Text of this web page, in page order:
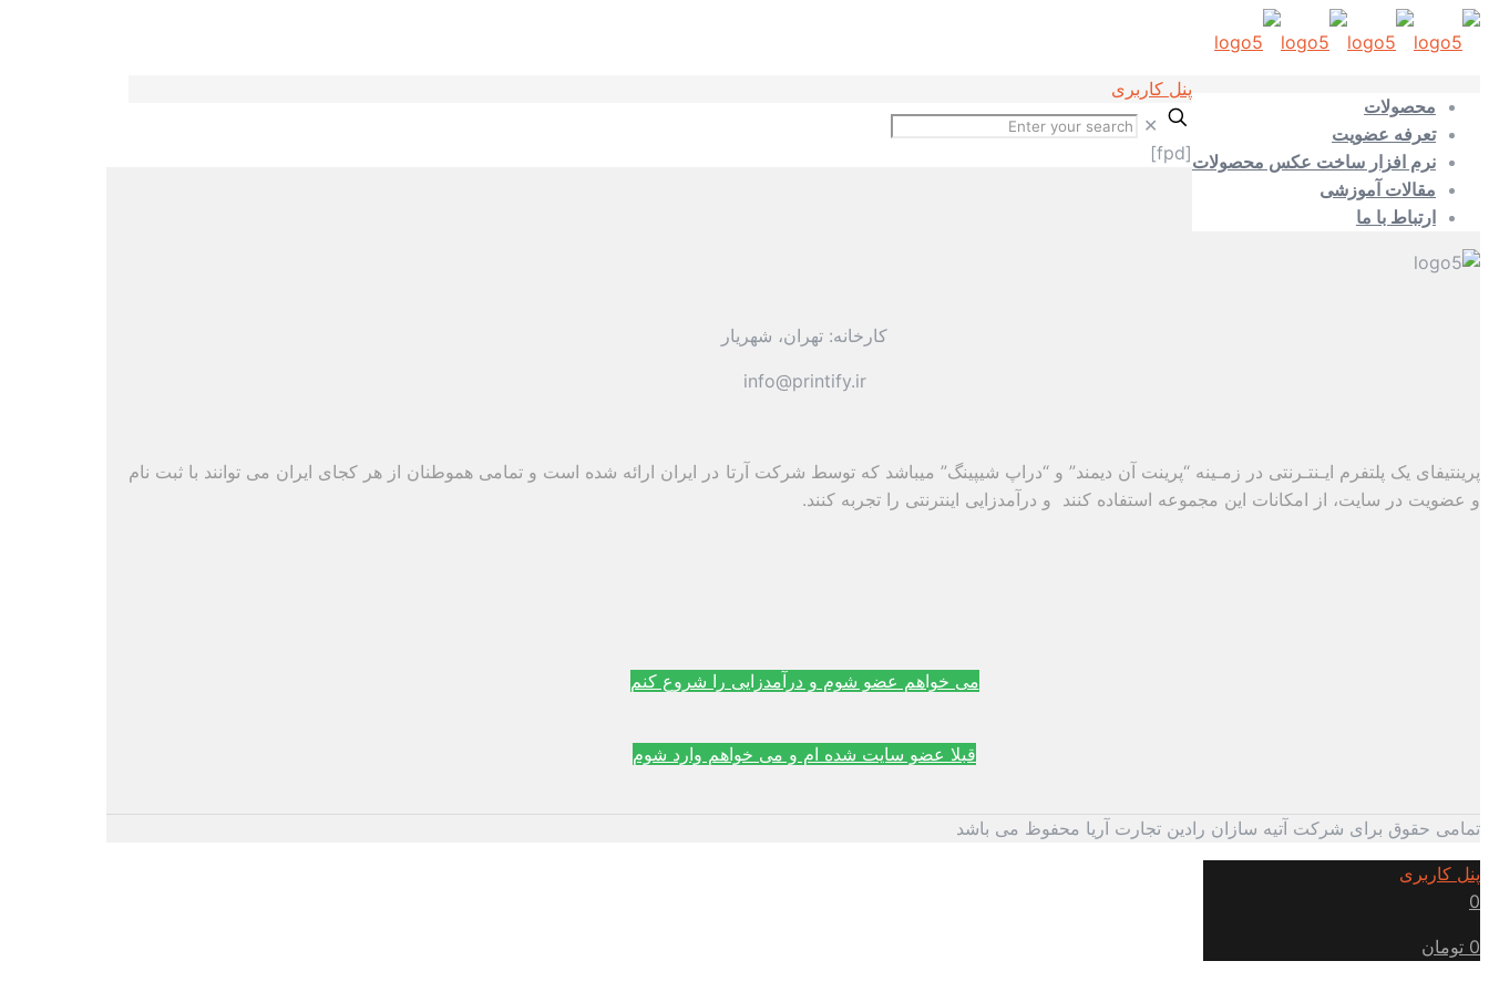
محصولات
تعرفه عضویت
نرم افزار ساخت عکس محصولات
مقالات آموزشی
ارتباط با ما
پنل کاربری
✕
[fpd]
کارخانه: تهران، شهریار
info@printify.ir
پرینتیفای یک پلتفرم ایـنتـرنتی در زمـینه “پرینت آن دیمند” و “دراپ شیپینگ” میباشد که توسط شرکت آرتا در ایران ارائه شده است و تمامی هموطنان از هر کجای ایران می توانند با ثبت نام
و عضویت در سایت، از امکانات این مجموعه استفاده کنند و درآمدزایی اینترنتی را تجربه کنند.
می خواهم عضو شوم و درآمدزایی را شروع کنم
قبلا عضو سایت شده ام و می خواهم وارد شوم
تمامی حقوق برای شرکت آتیه سازان رادین تجارت آریا محفوظ می باشد
پنل کاربری
0
0 تومان